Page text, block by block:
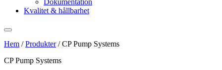
Dokumentation
Kvalitet & hållbarhet
Hem /Produkter/CP Pump Systems
CP Pump Systems